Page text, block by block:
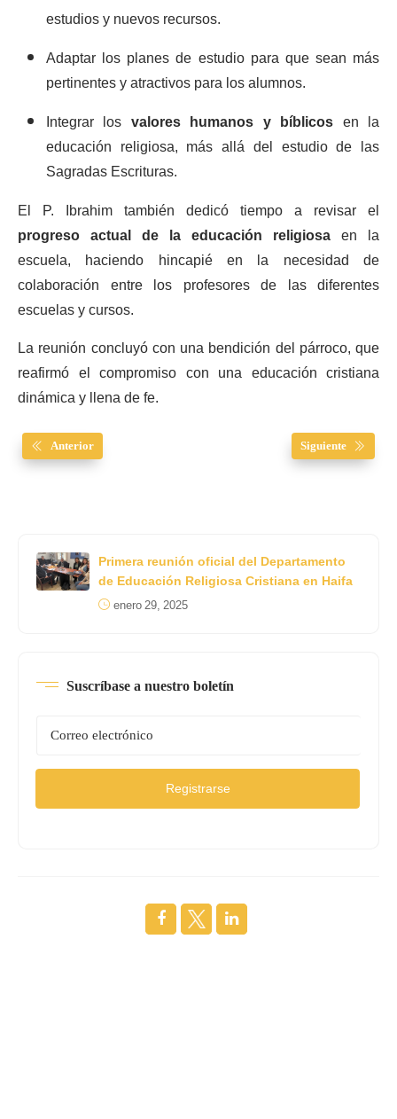
estudios y nuevos recursos.
Adaptar los planes de estudio para que sean más
pertinentes y atractivos para los alumnos.
Integrar los valores humanos y bíblicos en la
educación religiosa, más allá del estudio de las
Sagradas Escrituras.
El P. Ibrahim también dedicó tiempo a revisar el
progreso actual de la educación religiosa en la
escuela, haciendo hincapié en la necesidad de
colaboración entre los profesores de las diferentes
escuelas y cursos.
La reunión concluyó con una bendición del párroco, que
reafirmó el compromiso con una educación cristiana
dinámica y llena de fe.
Anterior Siguiente
Primera reunión oficial del Departamento
de Educación Religiosa Cristiana en Haifa
enero 29, 2025
Suscríbase a nuestro boletín
Registrarse